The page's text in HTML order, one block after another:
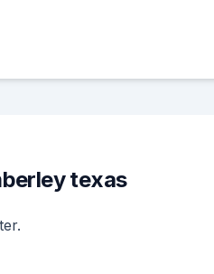
texas